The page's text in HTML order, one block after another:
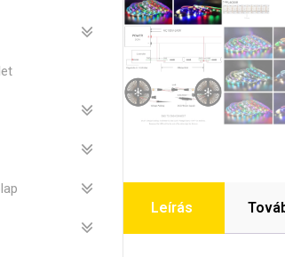
Leírás